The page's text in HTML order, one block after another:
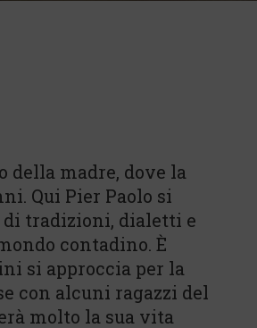
della madre, dove la
Qui Pier Paolo si
tradizioni, dialetti e
contadino. È
si approccia per la
con alcuni ragazzi del
molto la sua vita